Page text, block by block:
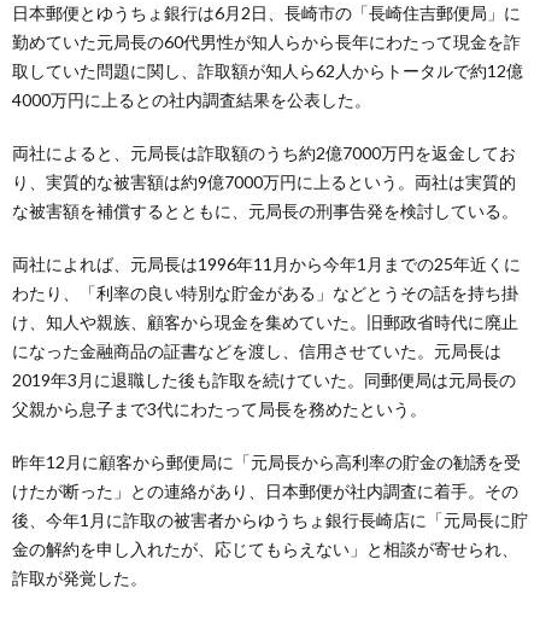
日本郵便とゆうちょ銀行は6月2日、長崎市の「長崎住吉郵便局」に
勤めていた元局長の60代男性が知人らから長年にわたって現金を詐
取していた問題に関し、詐取額が知人ら62人からトータルで約12億
4000万円に上るとの社内調査結果を公表した。
両社によると、元局長は詐取額のうち約2億7000万円を返金してお
り、実質的な被害額は約9億7000万円に上るという。両社は実質的
な被害額を補償するとともに、元局長の刑事告発を検討している。
両社によれば、元局長は1996年11月から今年1月までの25年近くに
わたり、「利率の良い特別な貯金がある」などとうその話を持ち掛
け、知人や親族、顧客から現金を集めていた。旧郵政省時代に廃止
になった金融商品の証書などを渡し、信用させていた。元局長は
2019年3月に退職した後も詐取を続けていた。同郵便局は元局長の
父親から息子まで3代にわたって局長を務めたという。
昨年12月に顧客から郵便局に「元局長から高利率の貯金の勧誘を受
けたが断った」との連絡があり、日本郵便が社内調査に着手。その
後、今年1月に詐取の被害者からゆうちょ銀行長崎店に「元局長に貯
金の解約を申し入れたが、応じてもらえない」と相談が寄せられ、
詐取が発覚した。